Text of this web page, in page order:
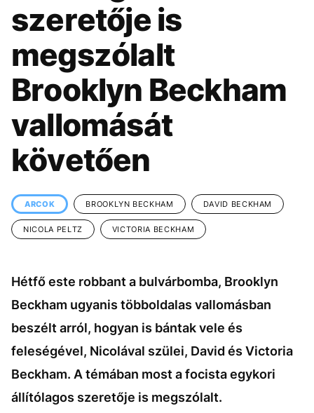
UTAZÁS
ÉLETMÓD DESIGN
BESZÉLGETÉSEK ARCOK
VIDEÓ TÖRTÉNETEK
GASZTRO
szeretője is
megszólalt
Brooklyn Beckham
vallomását
követően
ARCOK BROOKLYN BECKHAM DAVID BECKHAM
NICOLA PELTZ VICTORIA BECKHAM
Hétfő este robbant a bulvárbomba, Brooklyn
Beckham ugyanis többoldalas vallomásban
beszélt arról, hogyan is bántak vele és
feleségével, Nicolával szülei, David és Victoria
Beckham. A témában most a focista egykori
állítólagos szeretője is megszólalt.